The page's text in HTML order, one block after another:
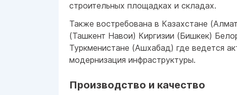
строительных площадках и складах.
Также востребована в Казахстане
(Ташкент Навои) Киргизии (Бишкек)
Туркменистане (Ашхабад) где ведется
модернизация инфраструктуры.
Производство и качество